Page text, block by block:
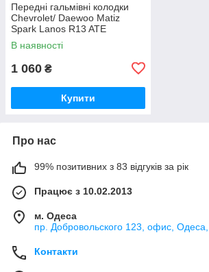
Передні гальмівні колодки
Chevrolet/ Daewoo Matiz
Spark Lanos R13 ATE
13.0460-5996.2
В наявності
1 060 ₴
Купити
Про нас
99% позитивних з 83 відгуків за рік
Працює з 10.02.2013
м. Одеса
пр. Добровольского 123, офис, Одеса,
Контакти